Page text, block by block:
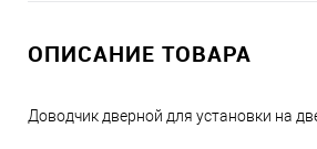
ОПИСАНИЕ ТОВАРА
Доводчик дверной для установки на